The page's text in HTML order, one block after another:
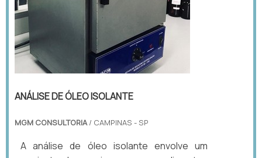
ANÁLISE DE ÓLEO ISOLANTE
MGM CONSULTORIA/ CAMPINAS - SP
A análise de óleo isolante envolve um